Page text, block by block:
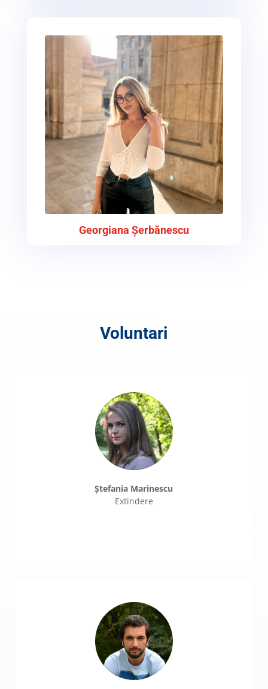
Georgiana Șerbănescu
Voluntari
Ștefania Marinescu
Extindere